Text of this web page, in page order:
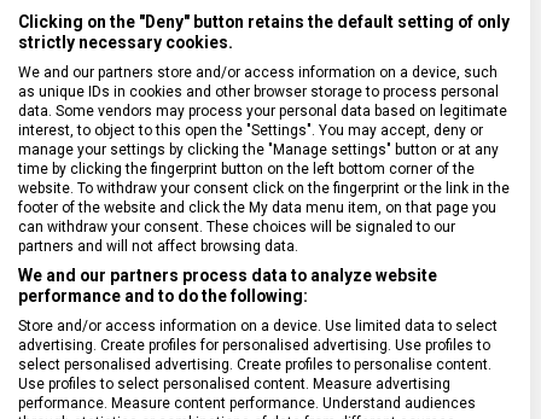
SPECIFIKACE PRODUKTU
DRUH ZBOŽÍ Kapesní nože
ZÁRUKA 24 měsíců
HMOTNOST 35 g
VELIKOST 10,7 x 3,2 cm
Clicking on the "Deny" button retains the default setting of only
strictly necessary cookies.
We and our partners store and/or access information on a device, such
as unique IDs in cookies and other browser storage to process personal
data. Some vendors may process your personal data based on legitimate
interest, to object to this open the "Settings". You may accept, deny or
manage your settings by clicking the "Manage settings" button or at any
time by clicking the fingerprint button on the left bottom corner of the
website. To withdraw your consent click on the fingerprint or the link in the
footer of the website and click the My data menu item, on that page you
can withdraw your consent. These choices will be signaled to our
partners and will not affect browsing data.
We and our partners process data to analyze website
performance and to do the following:
Store and/or access information on a device. Use limited data to select
advertising. Create profiles for personalised advertising. Use profiles to
select personalised advertising. Create profiles to personalise content.
Use profiles to select personalised content. Measure advertising
performance. Measure content performance. Understand audiences